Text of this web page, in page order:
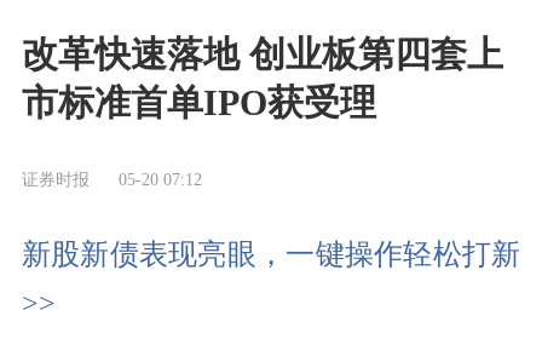
改革快速落地 创业板第四套上
市标准首单IPO获受理
证券时报 05-20 07:12
新股新债表现亮眼，一键操作轻松打新
>>